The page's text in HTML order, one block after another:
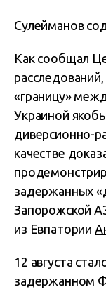
Сулейманов
Как сообщал
«границу»
Украиной
диверсионно-
качестве
задержанных
Запорожской
из Евпатории
12 августа
задержанном